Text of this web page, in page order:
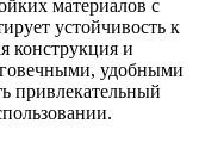
материалов с
устойчивость к
конструкция и
удобными
привлекательный